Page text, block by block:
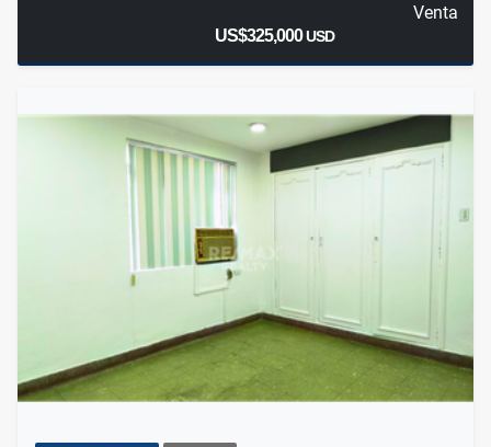
Venta
US$325,000USD